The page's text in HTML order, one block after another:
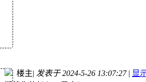
楼主| 发表于 2024-5-26 13:07:27 | 显